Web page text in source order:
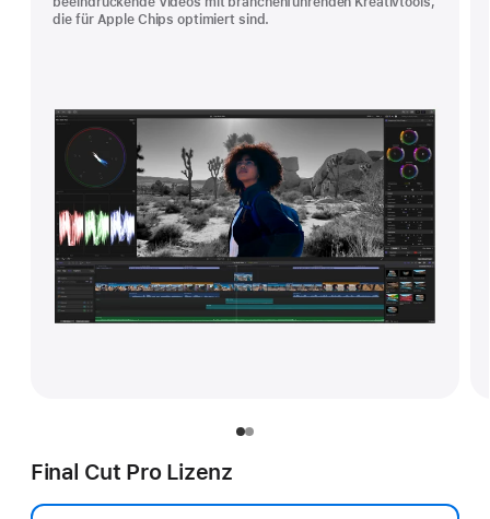
die für Apple Chips optimiert sind.
Final Cut Pro Lizenz